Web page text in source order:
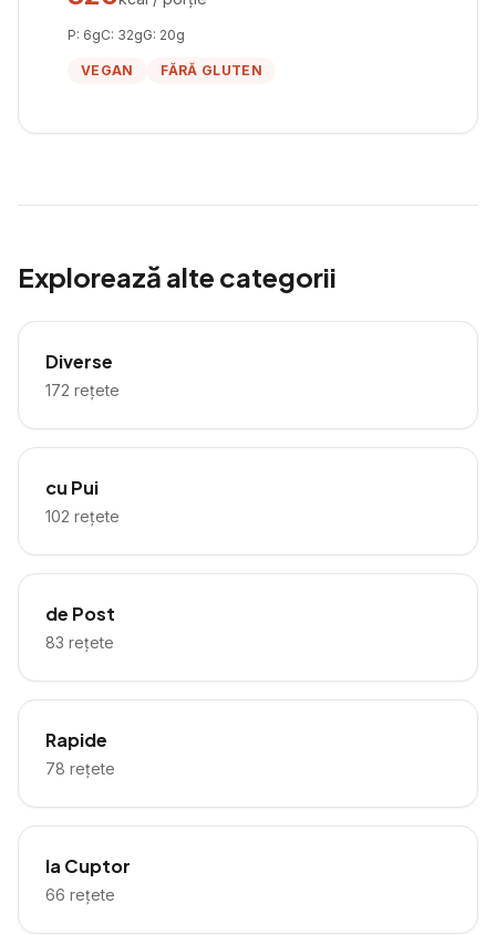
P: 6gC: 32gG: 20g
VEGAN FĂRĂ GLUTEN
Explorează alte categorii
Diverse
172 rețete
cu Pui
102 rețete
de Post
83 rețete
Rapide
78 rețete
la Cuptor
66 rețete